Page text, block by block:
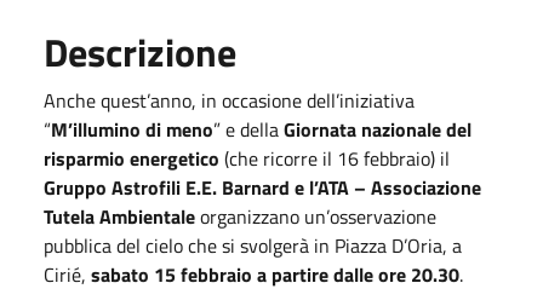
Descrizione
Anche quest’anno, in occasione dell’iniziativa
“M’illumino di meno” e dellaGiornata nazionale del
risparmio energetico (che ricorre il 16 febbraio) il
Gruppo Astrofili E.E. Barnard e l’ATA – Associazione
Tutela Ambientaleorganizzano un’osservazione
pubblica del cielo che si svolgerà in Piazza D’Oria, a
Cirié, sabato 15 febbraio a partire dalle ore 20.30.